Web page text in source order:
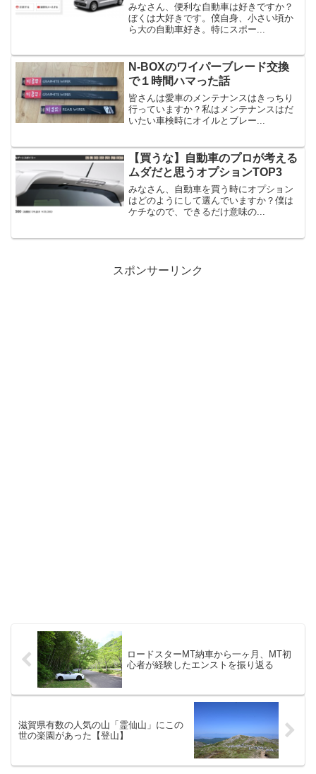
みなさん、便利な自動車は好きですか？
ぼくは大好きです。僕自身、小さい頃か
ら大の自動車好き。特にスポー...
N-BOXのワイパーブレード交換
で１時間ハマった話
皆さんは愛車のメンテナンスはきっちり
行っていますか？私はメンテナンスはだ
いたい車検時にオイルとブレー...
【買うな】自動車のプロが考える
ムダだと思うオプションTOP3
みなさん、自動車を買う時にオプション
はどのようにして選んでいますか？僕は
ケチなので、できるだけ意味の...
スポンサーリンク
ロードスターMT納車から一ヶ月、MT初
心者が経験したエンストを振り返る
滋賀県有数の人気の山「霊仙山」にこの
世の楽園があった【登山】